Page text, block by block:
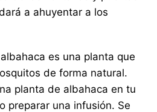
a ahuyentar a los
es una planta que
de forma natural.
planta de albahaca en tu
preparar una infusión. Se